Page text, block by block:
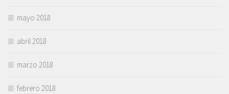
mayo 2018
abril 2018
marzo 2018
febrero 2018